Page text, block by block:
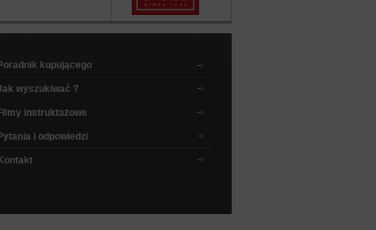
kupującego
wyszukiwać ?
instruktażowe
i odpowiedzi